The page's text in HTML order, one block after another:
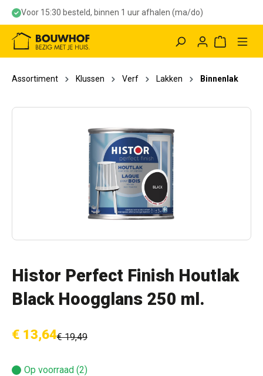
Voor 15:30 besteld, binnen 1 uur afhalen (ma/do)
Assortiment Klussen Verf Lakken Binnenlak
Histor Perfect Finish Houtlak
Black Hoogglans 250 ml.
€ 13,64€ 19,49
Op voorraad (2)